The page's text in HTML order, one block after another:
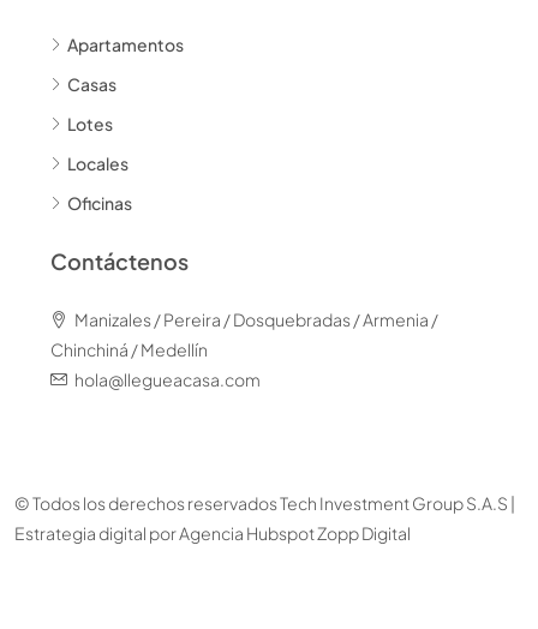
Apartamentos
Casas
Lotes
Locales
Oficinas
Contáctenos
Manizales / Pereira / Dosquebradas / Armenia /
Chinchiná / Medellín
hola@llegueacasa.com
© Todos los derechos reservados Tech Investment Group S.A.S |
Estrategia digital porAgencia Hubspot Zopp Digital